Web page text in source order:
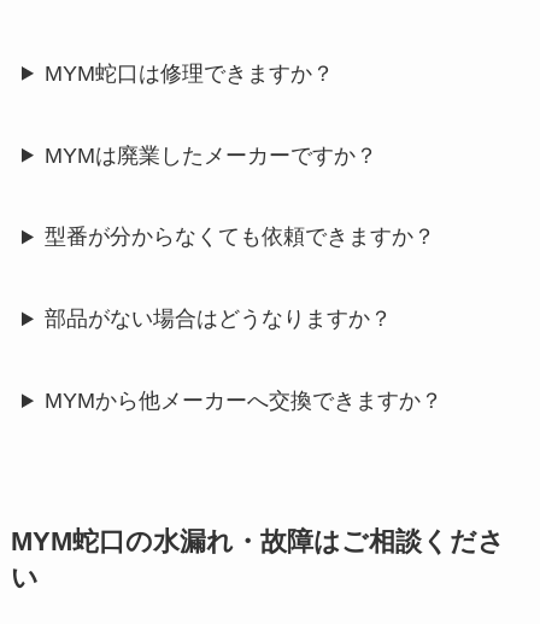
MYM蛇口は修理できますか？
MYMは廃業したメーカーですか？
型番が分からなくても依頼できますか？
部品がない場合はどうなりますか？
MYMから他メーカーへ交換できますか？
MYM蛇口の水漏れ・故障はご相談くださ
い